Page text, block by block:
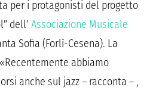
per i protagonisti del progetto
dell’ Associazione Musicale
Sofia (Forlì-Cesena). La
abbiamo
anche sul jazz – racconta – ,